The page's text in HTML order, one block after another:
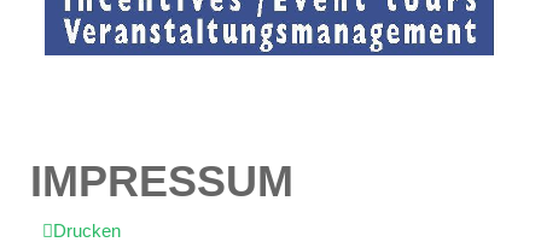
IMPRESSUM
Drucken